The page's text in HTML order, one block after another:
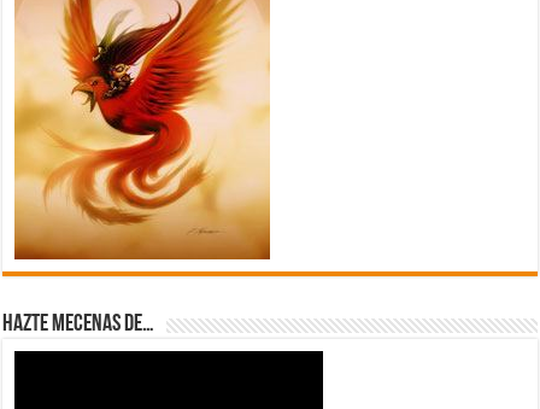
Hazte Mecenas de…